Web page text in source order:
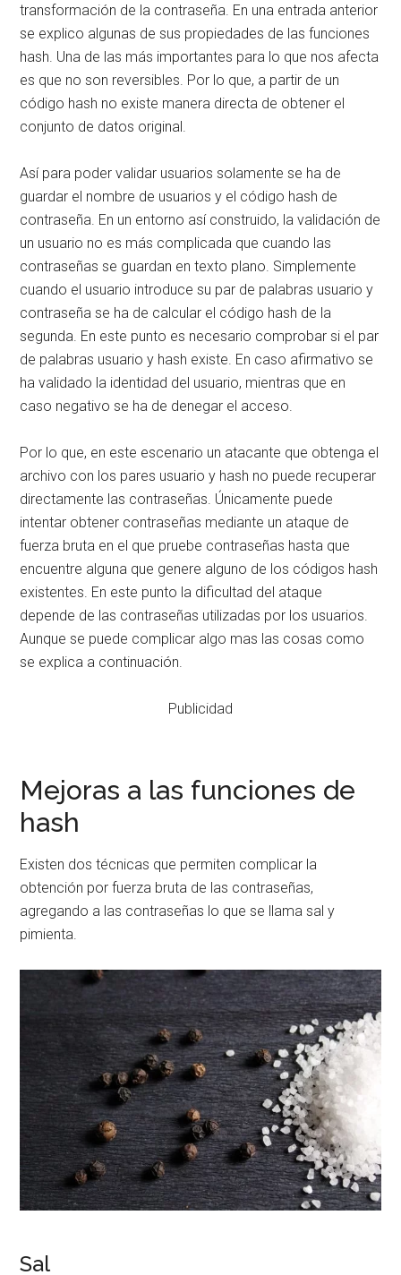
transformación de la contraseña. En una entrada anterior
se explico algunas de sus propiedades de las funciones
hash. Una de las más importantes para lo que nos afecta
es que no son reversibles. Por lo que, a partir de un
código hash no existe manera directa de obtener el
conjunto de datos original.
Así para poder validar usuarios solamente se ha de
guardar el nombre de usuarios y el código hash de
contraseña. En un entorno así construido, la validación de
un usuario no es más complicada que cuando las
contraseñas se guardan en texto plano. Simplemente
cuando el usuario introduce su par de palabras usuario y
contraseña se ha de calcular el código hash de la
segunda. En este punto es necesario comprobar si el par
de palabras usuario y hash existe. En caso afirmativo se
ha validado la identidad del usuario, mientras que en
caso negativo se ha de denegar el acceso.
Por lo que, en este escenario un atacante que obtenga el
archivo con los pares usuario y hash no puede recuperar
directamente las contraseñas. Únicamente puede
intentar obtener contraseñas mediante un ataque de
fuerza bruta en el que pruebe contraseñas hasta que
encuentre alguna que genere alguno de los códigos hash
existentes. En este punto la dificultad del ataque
depende de las contraseñas utilizadas por los usuarios.
Aunque se puede complicar algo mas las cosas como
se explica a continuación.
Publicidad
Mejoras a las funciones de
hash
Existen dos técnicas que permiten complicar la
obtención por fuerza bruta de las contraseñas,
agregando a las contraseñas lo que se llama sal y
pimienta.
Sal